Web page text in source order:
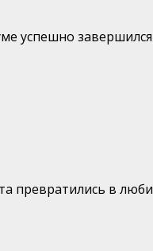
успешно
превратились в